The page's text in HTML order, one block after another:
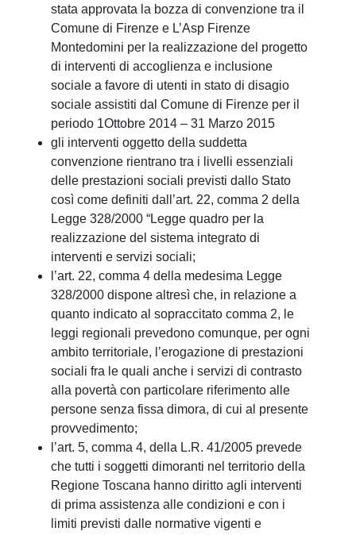
stata approvata la bozza di convenzione tra il
Comune di Firenze e L’Asp Firenze
Montedomini per la realizzazione del progetto
di interventi di accoglienza e inclusione
sociale a favore di utenti in stato di disagio
sociale assistiti dal Comune di Firenze per il
periodo 1Ottobre 2014 – 31 Marzo 2015
gli interventi oggetto della suddetta
convenzione rientrano tra i livelli essenziali
delle prestazioni sociali previsti dallo Stato
così come definiti dall’art. 22, comma 2 della
Legge 328/2000 “Legge quadro per la
realizzazione del sistema integrato di
interventi e servizi sociali;
l’art. 22, comma 4 della medesima Legge
328/2000 dispone altresì che, in relazione a
quanto indicato al sopraccitato comma 2, le
leggi regionali prevedono comunque, per ogni
ambito territoriale, l’erogazione di prestazioni
sociali fra le quali anche i servizi di contrasto
alla povertà con particolare riferimento alle
persone senza fissa dimora, di cui al presente
provvedimento;
l’art. 5, comma 4, della L.R. 41/2005 prevede
che tutti i soggetti dimoranti nel territorio della
Regione Toscana hanno diritto agli interventi
di prima assistenza alle condizioni e con i
limiti previsti dalle normative vigenti e